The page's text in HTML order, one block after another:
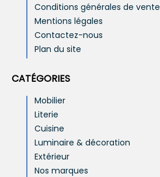
Conditions générales de vente
Mentions légales
Contactez-nous
Plan du site
CATÉGORIES
Mobilier
Literie
Cuisine
Luminaire & décoration
Extérieur
Nos marques